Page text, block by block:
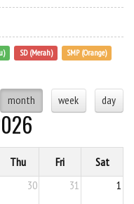
SD (Merah)
SMP (Orange)
month week day
Thu Fri
Sat
30 31 1